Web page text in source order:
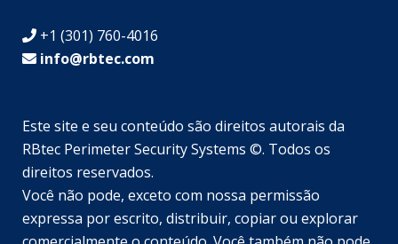
+1 (301) 760-4016
info@rbtec.com
Este site e seu conteúdo são direitos autorais da
RBtec Perimeter Security Systems ©. Todos os
direitos reservados.
Você não pode, exceto com nossa permissão
expressa por escrito, distribuir, copiar ou explorar
JA